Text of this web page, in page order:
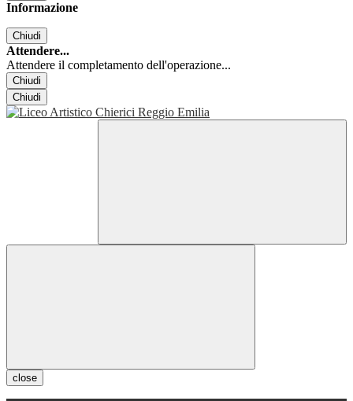
Informazione
Chiudi
Attendere...
Attendere il completamento dell'operazione...
Chiudi
Chiudi
close